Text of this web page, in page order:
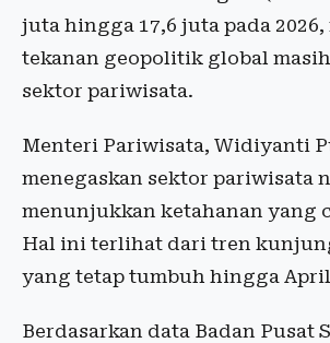
juta hingga 17,6 juta pada
tekanan geopolitik global
sektor pariwisata.
Menteri Pariwisata, Widiyanti
menegaskan sektor pariwisata
menunjukkan ketahanan yang
Hal ini terlihat dari tren
yang tetap tumbuh hingga April
Berdasarkan data Badan Pusat